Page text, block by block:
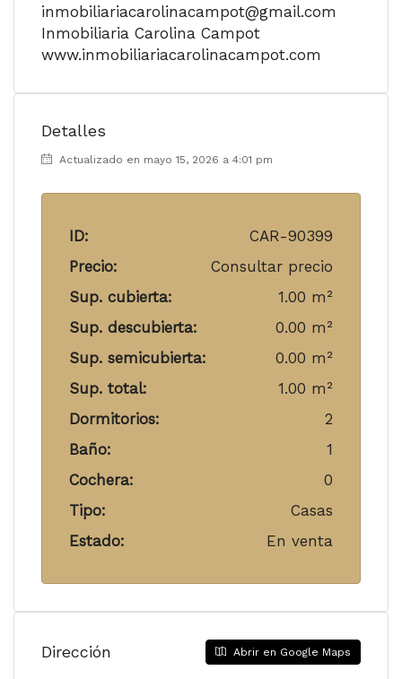
inmobiliariacarolinacampot@gmail.com
Inmobiliaria Carolina Campot
www.inmobiliariacarolinacampot.com
Detalles
Actualizado en mayo 15, 2026 a 4:01 pm
ID:
CAR-90399
Precio:
Consultar precio
Sup. cubierta:
1.00 m²
Sup. descubierta:
0.00 m²
Sup. semicubierta:
0.00 m²
Sup. total:
1.00 m²
Dormitorios:
2
Baño:
1
Cochera:
0
Tipo:
Casas
Estado:
En venta
Dirección Abrir en Google Maps